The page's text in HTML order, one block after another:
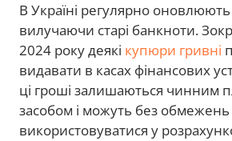
В Україні регулярно оновлюють
вилучаючи старі банкноти.
2024 року деякі купюри гривні
видавати в касах фінансових
ці гроші залишаються чинним
засобом і можуть без обмежень
використовуватися у